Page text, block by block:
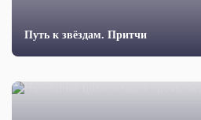
Путь к звёздам. Притчи